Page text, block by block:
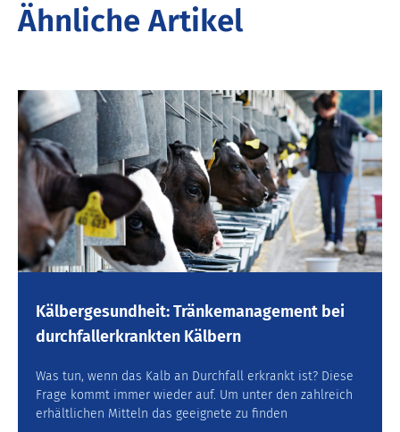
Ähnliche Artikel
Kälbergesundheit: Tränkemanagement bei
durchfallerkrankten Kälbern
Was tun, wenn das Kalb an Durchfall erkrankt ist? Diese
Frage kommt immer wieder auf. Um unter den zahlreich
erhältlichen Mitteln das geeignete zu finden